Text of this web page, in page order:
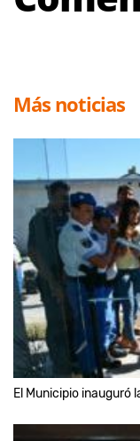
Más noticias
El Municipio inauguró